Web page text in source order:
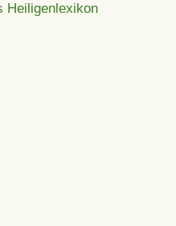
Heiligenlexikon